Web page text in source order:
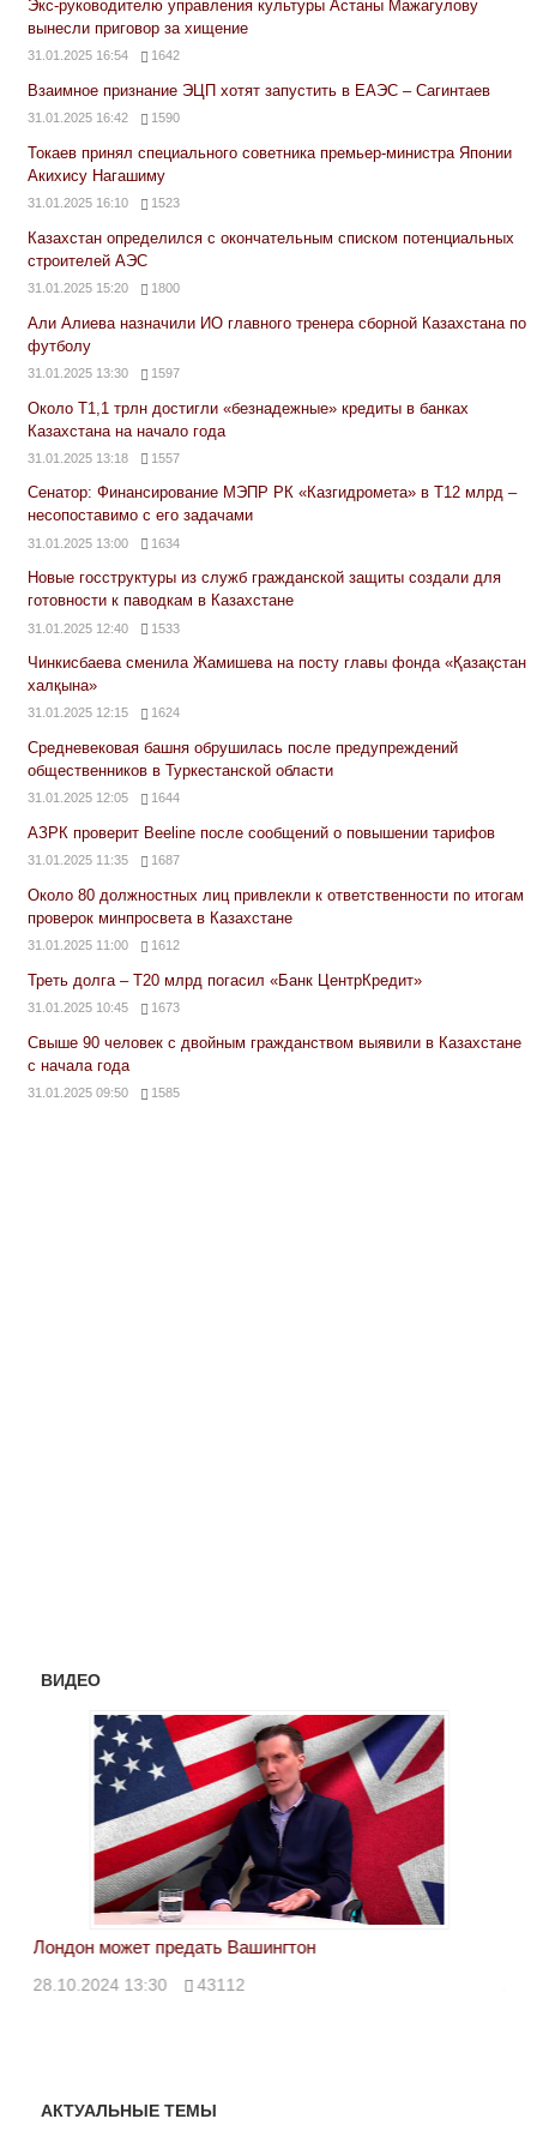
Экс-руководителю управления культуры Астаны Мажагулову
вынесли приговор за хищение
31.01.2025 16:54 1642
Взаимное признание ЭЦП хотят запустить в ЕАЭС – Сагинтаев
31.01.2025 16:42 1590
Токаев принял специального советника премьер-министра Японии
Акихису Нагашиму
31.01.2025 16:10 1523
Казахстан определился с окончательным списком потенциальных
строителей АЭС
31.01.2025 15:20 1800
Али Алиева назначили ИО главного тренера сборной Казахстана по
футболу
31.01.2025 13:30 1597
Около Т1,1 трлн достигли «безнадежные» кредиты в банках
Казахстана на начало года
31.01.2025 13:18 1557
Сенатор: Финансирование МЭПР РК «Казгидромета» в Т12 млрд –
несопоставимо с его задачами
31.01.2025 13:00 1634
Новые госструктуры из служб гражданской защиты создали для
готовности к паводкам в Казахстане
31.01.2025 12:40 1533
Чинкисбаева сменила Жамишева на посту главы фонда «Қазақстан
халқына»
31.01.2025 12:15 1624
Средневековая башня обрушилась после предупреждений
общественников в Туркестанской области
31.01.2025 12:05 1644
АЗРК проверит Beeline после сообщений о повышении тарифов
31.01.2025 11:35 1687
Около 80 должностных лиц привлекли к ответственности по итогам
проверок минпросвета в Казахстане
31.01.2025 11:00 1612
Треть долга – Т20 млрд погасил «Банк ЦентрКредит»
31.01.2025 10:45 1673
Свыше 90 человек с двойным гражданством выявили в Казахстане
с начала года
31.01.2025 09:50 1585
ВИДЕО
Лондон может предать Вашингтон
28.10.2024 13:30 43112
АКТУАЛЬНЫЕ ТЕМЫ